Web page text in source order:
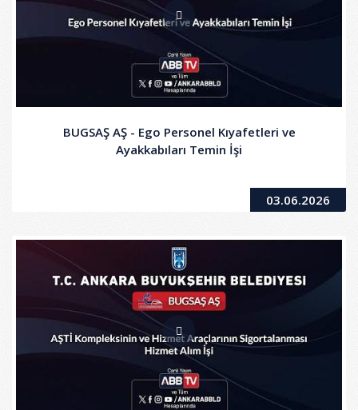
BUGSAŞ AŞ - Ego Personel Kıyafetleri ve
Ayakkabıları Temin İşi
03.06.2026